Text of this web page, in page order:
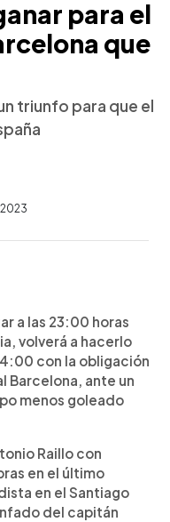
para el
que
triunfo para que el
a las 23:00 horas
volverá a hacerlo
con la obligación
Barcelona, ante un
menos goleado
Raillo con
en el último
en el Santiago
del capitán